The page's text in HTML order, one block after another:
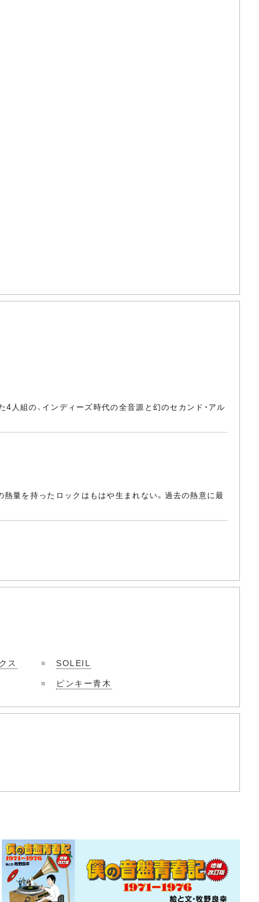
組の、インディーズ時代の全音源と幻のセカンド・アル
量を持ったロックはもはや生まれない。過去の熱意に最
ス
SOLEIL
ピンキー青木